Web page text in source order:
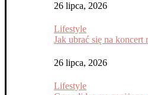
26 lipca, 2026
Lifestyle
Jak ubrać się na
26 lipca, 2026
Lifestyle